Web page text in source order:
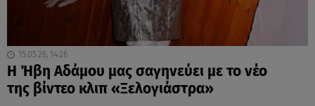
15.05.26, 14:26
Η Ήβη Αδάμου μας σαγηνεύει με το νέο
της βίντεο κλιπ «Ξελογιάστρα»